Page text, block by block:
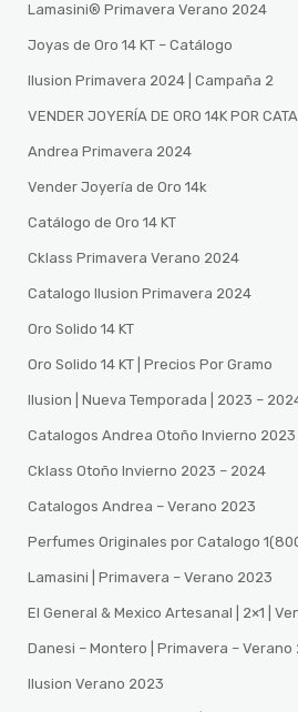
Lamasini®️ Primavera Verano 2024
Joyas de Oro 14 KT – Catálogo
Ilusion Primavera 2024 | Campaña 2
VENDER JOYERÍA DE ORO 14K POR
Andrea Primavera 2024
Vender Joyería de Oro 14k
Catálogo de Oro 14 KT
Cklass Primavera Verano 2024
Catalogo Ilusion Primavera 2024
Oro Solido 14 KT
Oro Solido 14 KT | Precios Por Gramo
Ilusion | Nueva Temporada | 2023 –
Catalogos Andrea Otoño Invierno 2023
Cklass Otoño Invierno 2023 – 2024
Catalogos Andrea – Verano 2023
Perfumes Originales por Catalogo
Lamasini | Primavera – Verano 2023
El General & Mexico Artesanal | 2×1 |
Danesi – Montero | Primavera – Verano
Ilusion Verano 2023